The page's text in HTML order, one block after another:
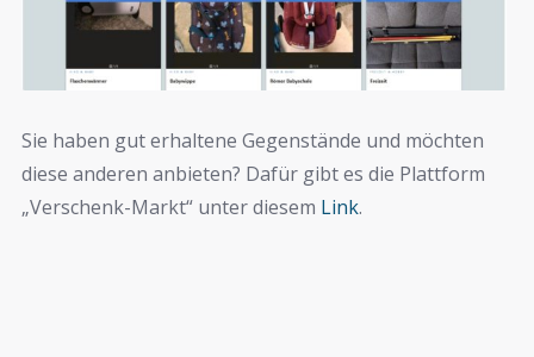
Sie haben gut erhaltene Gegenstände und möchten
diese anderen anbieten? Dafür gibt es die Plattform
„Verschenk-Markt“ unter diesem Link.